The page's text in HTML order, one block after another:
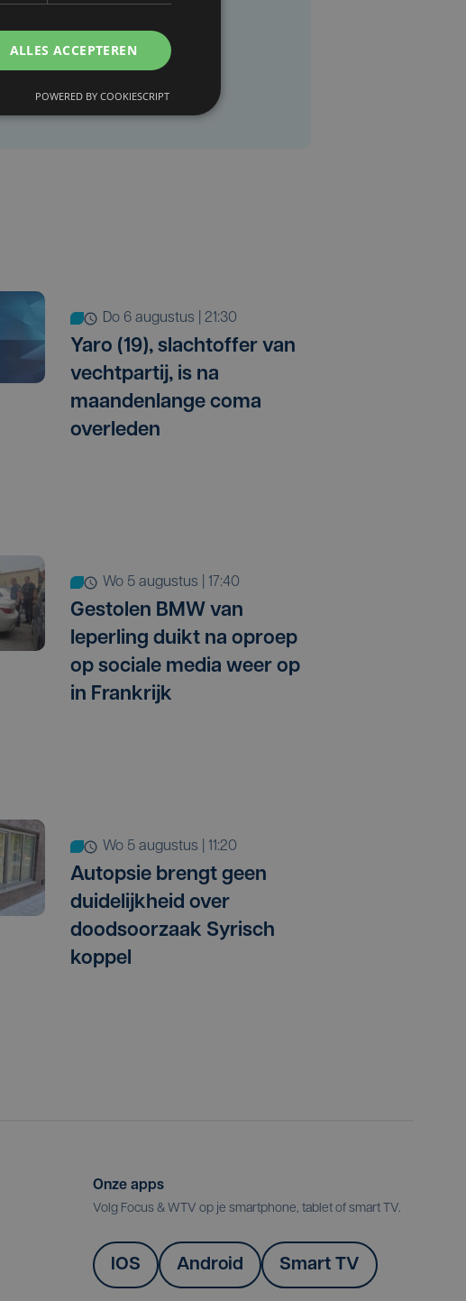
do 6 augustus | 21:30
Yaro (19), slachtoffer van
vechtpartij, is na
maandenlange coma
overleden
wo 5 augustus | 17:40
Gestolen BMW van
Ieperling duikt na oproep
op sociale media weer op
in Frankrijk
wo 5 augustus | 11:20
Autopsie brengt geen
duidelijkheid over
doodsoorzaak Syrisch
koppel
Onze apps
Volg Focus & WTV op je smartphone, tablet of smart TV.
IOS Android Smart TV
ALLES ACCEPTEREN
POWERED BY COOKIESCRIPT